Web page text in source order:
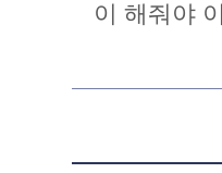
이 해줘야